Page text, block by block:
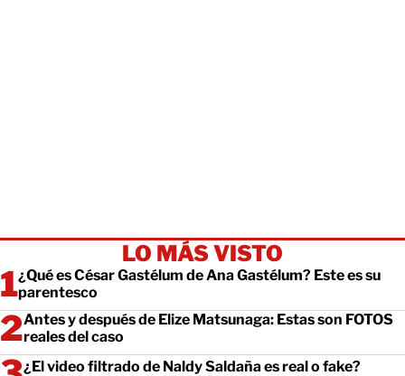
LO MÁS VISTO
¿Qué es César Gastélum de Ana Gastélum? Este es su
parentesco
Antes y después de Elize Matsunaga: Estas son FOTOS
reales del caso
¿El video filtrado de Naldy Saldaña es real o fake?